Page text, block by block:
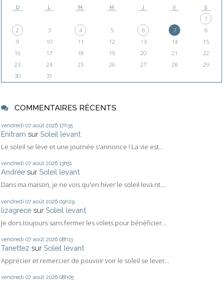
D L M M J V S
1
2
3 4 5 6 7
8
9
10 11 12 13 14
15
16
17 18 19 20 21
22
23
24 25 26 27 28
29
30
31
COMMENTAIRES RÉCENTS
vendredi 07 août 2026 17h35
Enitram sur Soleil levant
Le soleil se lève et une journée s'annonce ! La vie est...
vendredi 07 août 2026 13h51
Andrée sur Soleil levant
Dans ma maison, je ne vois qu'en hiver le soleil leva.nt....
vendredi 07 août 2026 09h29
lizagrece sur Soleil levant
Je dors toujours sans fermer les volets pour bénéficier...
vendredi 07 août 2026 08h13
Tanette2 sur Soleil levant
Apprécier et remercier de pouvoir voir le soleil se lever...
vendredi 07 août 2026 08h05